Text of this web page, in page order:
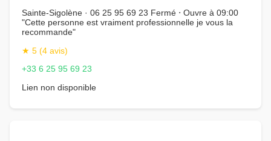
Sainte-Sigolène · 06 25 95 69 23 Fermé ⋅ Ouvre à 09:00
"Cette personne est vraiment professionnelle je vous la
recommande"
★ 5 (4 avis)
+33 6 25 95 69 23
Lien non disponible